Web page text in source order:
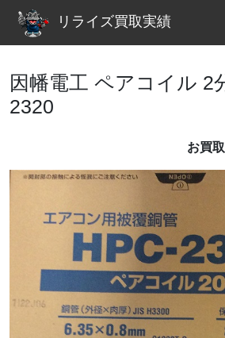
リライズ買取実績
因幡電工 ペアコイル 2
2320
お買